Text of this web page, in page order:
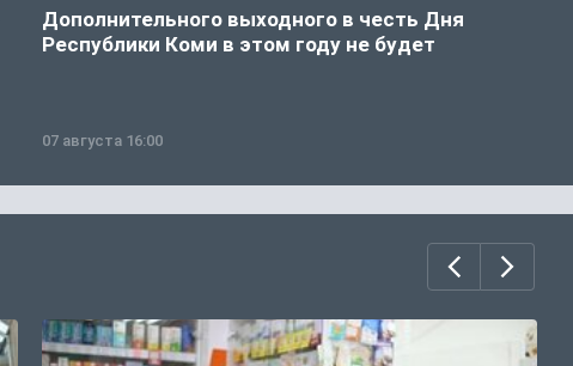
Дополнительного выходного в честь Дня
Республики Коми в этом году не будет
07 августа 16:00